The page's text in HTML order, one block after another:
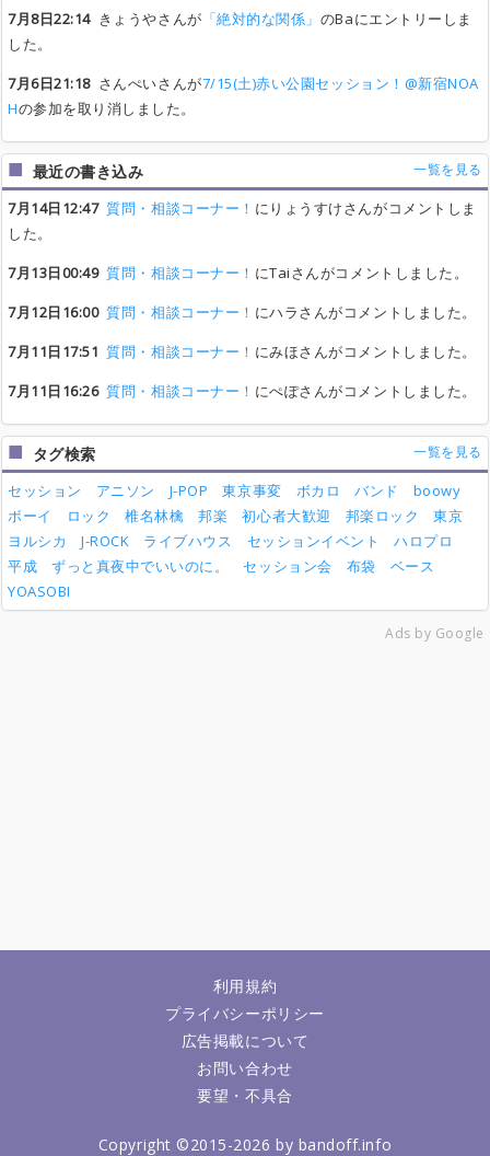
7月8日22:14きょうやさんが 「絶対的な関係」 のBaにエントリーしま
した。
7月6日21:18さんぺいさんが7/15(土)赤い公園セッション！@新宿NOA
Hの参加を取り消しました。
最近の書き込み 一覧を見る
7月14日12:47 質問・相談コーナー！ にりょうすけさんがコメントしま
した。
7月13日00:49 質問・相談コーナー！ にTaiさんがコメントしました。
7月12日16:00 質問・相談コーナー！ にハラさんがコメントしました。
7月11日17:51 質問・相談コーナー！ にみほさんがコメントしました。
7月11日16:26 質問・相談コーナー！ にぺぽさんがコメントしました。
タグ検索 一覧を見る
セッション アニソン J-POP 東京事変 ボカロ バンド
boowy
ボーイ
ロック 椎名林檎 邦楽 初心者大歓迎 邦楽ロック
東京
ヨルシカ
J-ROCK ライブハウス セッションイベント
ハロプロ
平成
ずっと真夜中でいいのに。 セッション会 布袋
ベース
YOASOBI
Ads by Google
利用規約
プライバシーポリシー
広告掲載について
お問い合わせ
要望・不具合
Copyright ©2015-2026 by bandoff.info